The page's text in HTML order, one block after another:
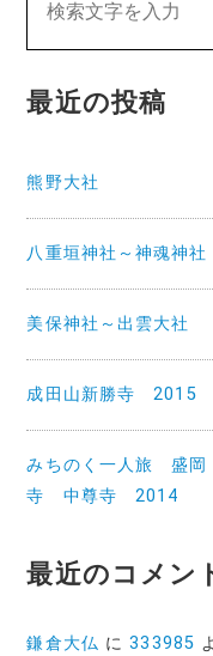
ビ
ー
ン
最近の投稿
熊野大社
八重垣神社～神魂神
美保神社～出雲大社
成田山新勝寺 2015
みちのく一人旅 盛
寺 中尊寺 2014
最近のコメン
鎌倉大仏 に333985